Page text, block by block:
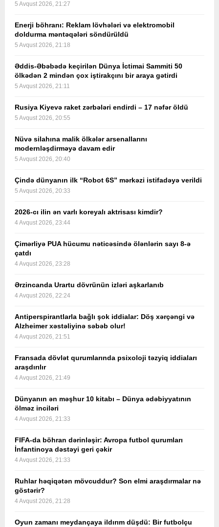
5 Avqust 2026, 21:27
Enerji böhranı: Reklam lövhələri və elektromobil
doldurma məntəqələri söndürüldü
5 Avqust 2026, 21:18
Əddis-Əbəbədə keçirilən Dünya İctimai Sammiti 50
ölkədən 2 mindən çox iştirakçını bir araya gətirdi
5 Avqust 2026, 21:11
Rusiya Kiyevə raket zərbələri endirdi – 17 nəfər öldü
5 Avqust 2026, 20:55
Nüvə silahına malik ölkələr arsenallarını
modernləşdirməyə davam edir
5 Avqust 2026, 20:40
Çində dünyanın ilk “Robot 6S” mərkəzi istifadəyə verildi
5 Avqust 2026, 20:33
2026-cı ilin ən varlı koreyalı aktrisası kimdir?
4 Avqust 2026, 23:44
Çimərliyə PUA hücumu nəticəsində ölənlərin sayı 8-ə
çatdı
4 Avqust 2026, 23:28
Ərzincanda Urartu dövrünün izləri aşkarlanıb
4 Avqust 2026, 22:24
Antiperspirantlarla bağlı şok iddialar: Döş xərçəngi və
Alzheimer xəstəliyinə səbəb olur!
4 Avqust 2026, 21:51
Fransada dövlət qurumlarında psixoloji təzyiq iddiaları
araşdırılır
4 Avqust 2026, 21:49
Dünyanın ən məşhur 10 kitabı – Dünya ədəbiyyatının
ölməz inciləri
4 Avqust 2026, 21:33
FIFA-da böhran dərinləşir: Avropa futbol qurumları
İnfantinoya dəstəyi geri çəkir
4 Avqust 2026, 21:33
Ruhlar həqiqətən mövcuddur? Son elmi araşdırmalar nə
göstərir?
4 Avqust 2026, 21:28
Oyun zamanı meydançaya ildırım düşdü: Bir futbolçu